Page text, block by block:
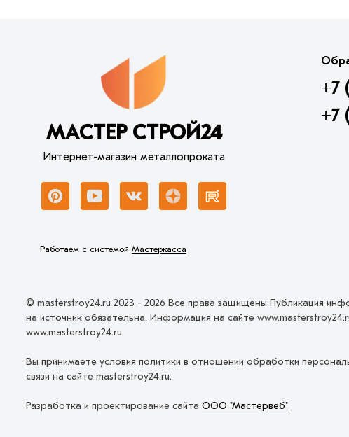
МАСТЕР СТРОЙ24
Интернет-магазин металлопроката
+7
+7
Работаем с системой Мастеркасса
© masterstroy24.ru 2023 - 2026 Все права защищены Публикация
на источник обязательна. Информация на сайте
www.masterstroy24.ru.
Вы принимаете условия политики в отношении обработки
связи на сайте masterstroy24.ru.
Разработка и проектирование сайта ООО "Мастервеб"